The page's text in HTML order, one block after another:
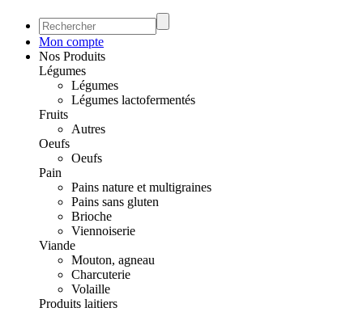
Mon compte
Nos Produits
Légumes
Légumes
Légumes lactofermentés
Fruits
Autres
Oeufs
Oeufs
Pain
Pains nature et multigraines
Pains sans gluten
Brioche
Viennoiserie
Viande
Mouton, agneau
Charcuterie
Volaille
Produits laitiers